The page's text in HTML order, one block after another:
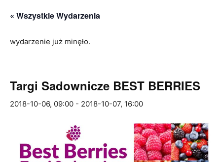
« Wszystkie Wydarzenia
wydarzenie już minęło.
Targi Sadownicze BEST BERRIES
2018-10-06, 09:00 - 2018-10-07, 16:00